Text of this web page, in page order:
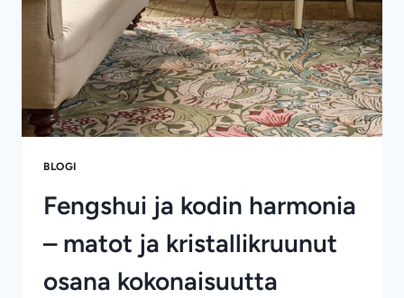
BLOGI
Fengshui ja kodin harmonia
– matot ja kristallikruunut
osana kokonaisuutta